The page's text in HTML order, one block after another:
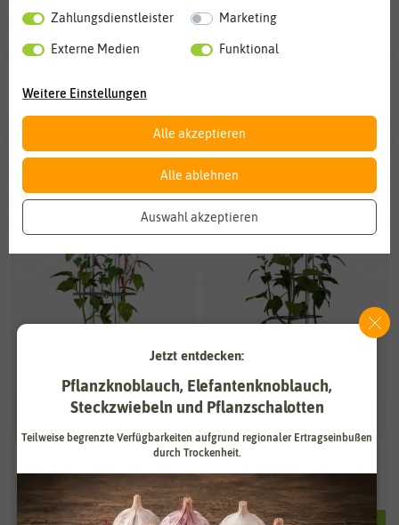
-30%
hellgrau
39,90 € 27,93 €
-30%
CHARLY CHILI XL Chilitopf
hellgrau
49,90 € 34,93 €
Zahlungsdienstleister Marketing
Externe Medien Funktional
Weitere Einstellungen
Alle akzeptieren
Alle ablehnen
Auswahl akzeptieren
Jetzt entdecken:
Pflanzknoblauch, Elefantenknoblauch,
Steckzwiebeln und Pflanzschalotten
Teilweise begrenzte Verfügbarkeiten aufgrund regionaler Ertragseinbußen
durch Trockenheit.